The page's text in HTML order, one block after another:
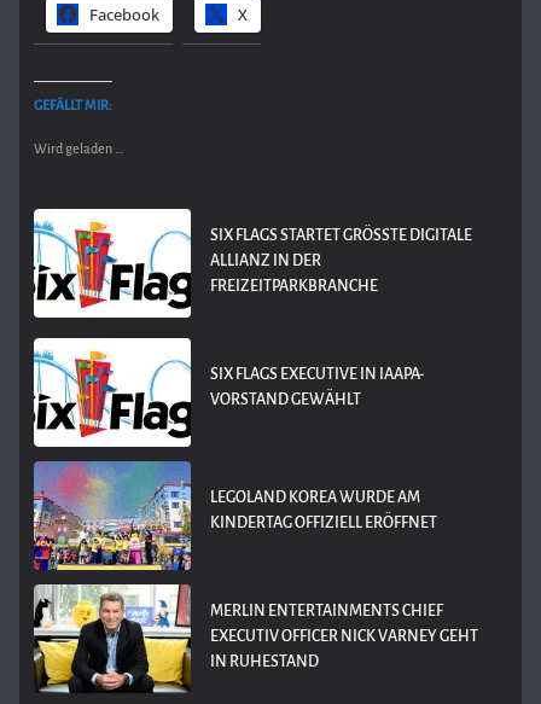
Facebook X
GEFÄLLT MIR:
Wird geladen …
SIX FLAGS STARTET GRÖSSTE DIGITALE A
LLIANZ IN DER F
REIZEITPARKBRANCHE
SIX FLAGS EXECUTIVE IN IAAPA-
VORSTAND GEWÄHLT
LEGOLAND KOREA WURDE AM
KINDERTAG OFFIZIELL ERÖFFNET
MERLIN ENTERTAINMENTS CHIEF
EXECUTIV OFFICER NICK VARNEY GEHT
IN RUHESTAND